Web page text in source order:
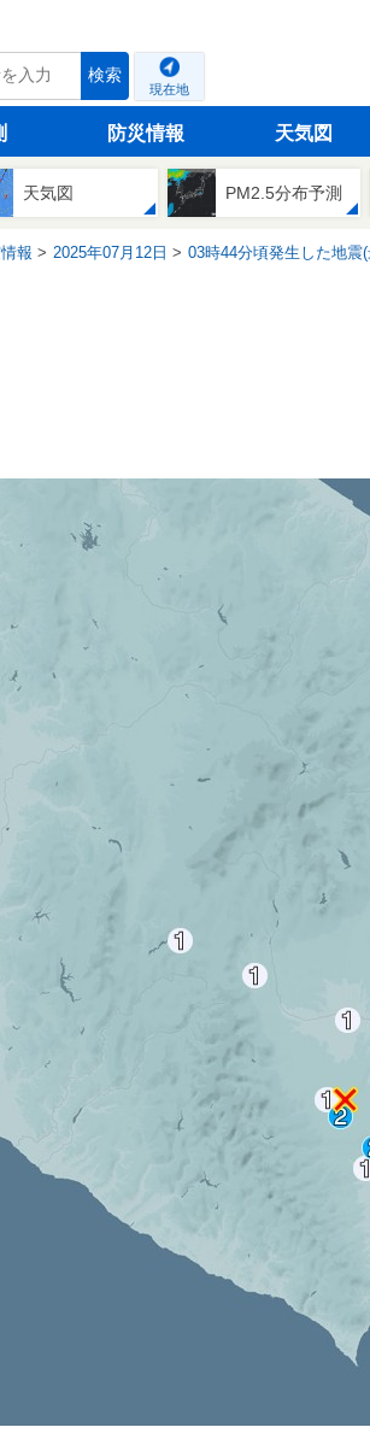
検索
現在地
防災情報 天気図
天気図 PM2.5分布予測
報 2025年07月12日 03時44分頃発生した地震